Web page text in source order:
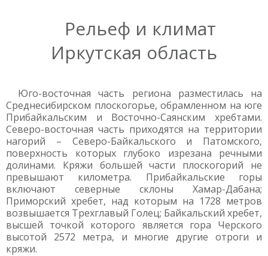
Рельеф и климат
Иркутская область
Юго-восточная часть региона разместилась на
Среднесибирском плоскогорье, обрамленном на юге
Прибайкальским и Восточно-Саянским хребтами.
Северо-восточная часть приходятся на территории
нагорий – Северо-Байкальского и Патомского,
поверхность которых глубоко изрезана речными
долинами. Кряжи большей части плоскогорий не
превышают километра. Прибайкальские горы
включают северные склоны Хамар-Дабана;
Приморский хребет, над которым на 1728 метров
возвышается Трехглавый Голец; Байкальский хребет,
высшей точкой которого является гора Черского
высотой 2572 метра, и многие другие отроги и
кряжи.